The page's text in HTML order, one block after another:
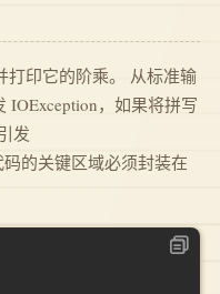
打印它的阶乘。 从标准输
IOException，如果将拼写
发
码的关键区域必须封装在